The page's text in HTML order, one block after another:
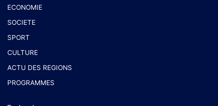
ECONOMIE
SOCIETE
SPORT
CULTURE
ACTU DES REGIONS
PROGRAMMES